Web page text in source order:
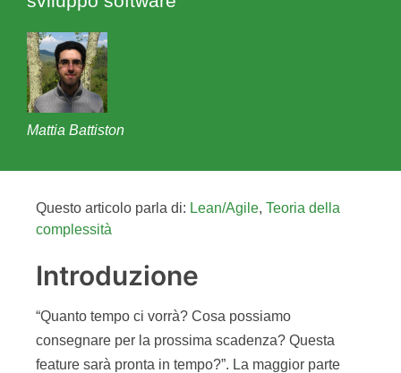
Mattia Battiston
Questo articolo parla di: Lean/Agile, Teoria della
complessità
Introduzione
“Quanto tempo ci vorrà? Cosa possiamo
consegnare per la prossima scadenza? Questa
feature sarà pronta in tempo?”. La maggior parte